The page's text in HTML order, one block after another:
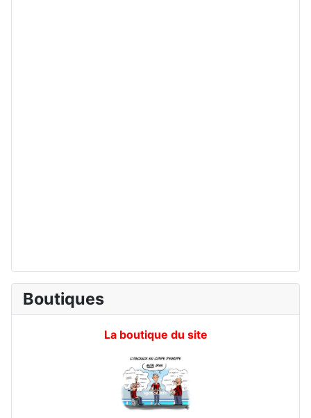
Boutiques
La boutique du site